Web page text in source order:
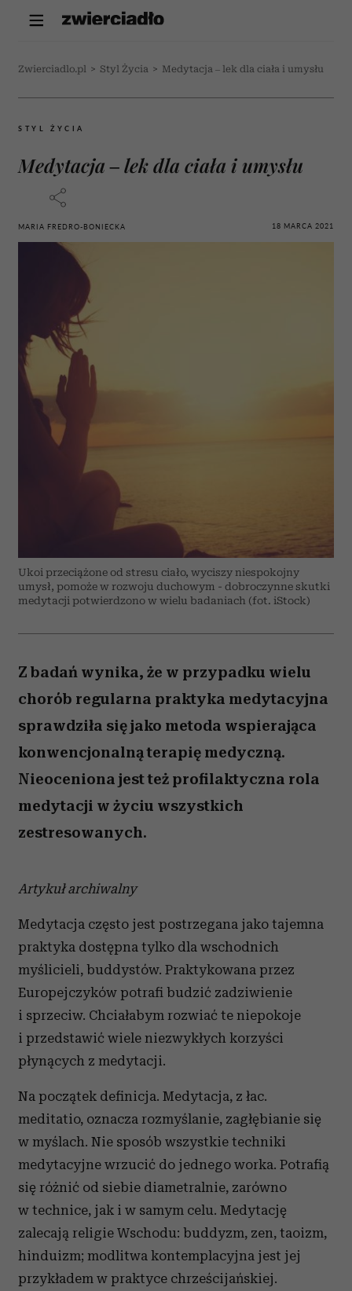
Zwierciadlo.pl > Styl Życia > Medytacja – lek dla ciała i umysłu
STYL ŻYCIA
Medytacja – lek dla ciała i umysłu
MARIA FREDRO-BONIECKA 18 MARCA 2021
Ukoi przeciążone od stresu ciało, wyciszy niespokojny
umysł, pomoże w rozwoju duchowym - dobroczynne skutki
medytacji potwierdzono w wielu badaniach (fot. iStock)
Z badań wynika, że w przypadku wielu
chorób regularna praktyka medytacyjna
sprawdziła się jako metoda wspierająca
konwencjonalną terapię medyczną.
Nieoceniona jest też profilaktyczna rola
medytacji w życiu wszystkich
zestresowanych.
Artykuł archiwalny
Medytacja często jest postrzegana jako tajemna
praktyka dostępna tylko dla wschodnich
myślicieli, buddystów. Praktykowana przez
Europejczyków potrafi budzić zadziwienie
i sprzeciw. Chciałabym rozwiać te niepokoje
i przedstawić wiele niezwykłych korzyści
płynących z medytacji.
Na początek definicja. Medytacja, z łac.
meditatio, oznacza rozmyślanie, zagłębianie się
w myślach. Nie sposób wszystkie techniki
medytacyjne wrzucić do jednego worka. Potrafią
się różnić od siebie diametralnie, zarówno
w technice, jak i w samym celu. Medytację
zalecają religie Wschodu: buddyzm, zen, taoizm,
hinduizm; modlitwa kontemplacyjna jest jej
przykładem w praktyce chrześcijańskiej.